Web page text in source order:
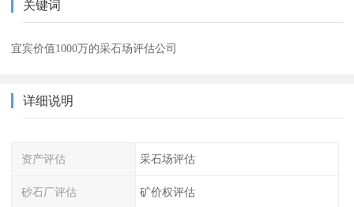
关键词
宜宾价值1000万的采石场评估公司
详细说明
资产评估 采石场评估
砂石厂评估 矿价权评估